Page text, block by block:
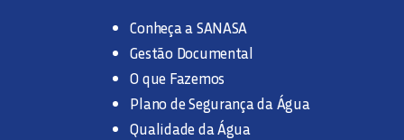
Conheça a SANASA
Gestão Documental
O que Fazemos
Plano de Segurança da Água
Qualidade da Água